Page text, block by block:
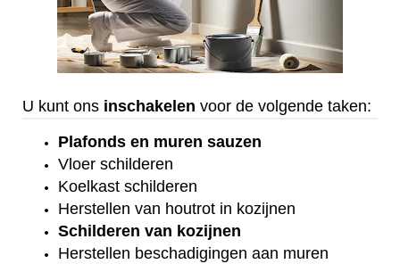
U kunt ons inschakelen voor de volgende taken:
Plafonds en muren sauzen
Vloer schilderen
Koelkast schilderen
Herstellen van houtrot in kozijnen
Schilderen van kozijnen
Herstellen beschadigingen aan muren